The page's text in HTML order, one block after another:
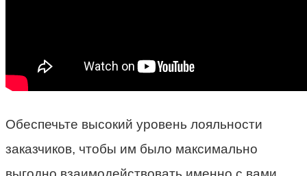
Обеспечьте высокий уровень лояльности
заказчиков, чтобы им было максимально